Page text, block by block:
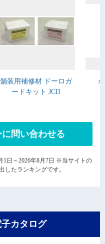
舗装用補修材 ドーロガ
ードキット JCII
に問い合わせる
1日～2026年8月7日 ※当サイトの
したランキングです。
子カタログ